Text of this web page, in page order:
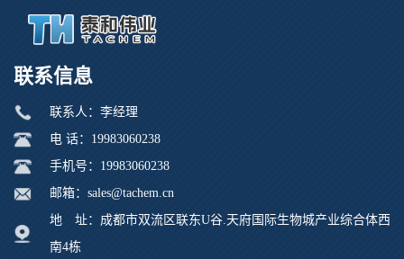
联系信息
联系人：李经理
电 话：19983060238
手机号：19983060238
邮箱：sales@tachem.cn
地 址：成都市双流区联东U谷.天府国际生物城产业综合体西
南4栋